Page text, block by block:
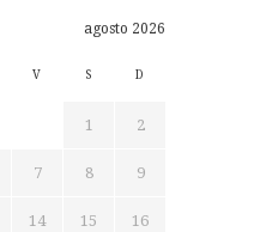
agosto 2026
V S D
1 2
7 8 9
14 15 16